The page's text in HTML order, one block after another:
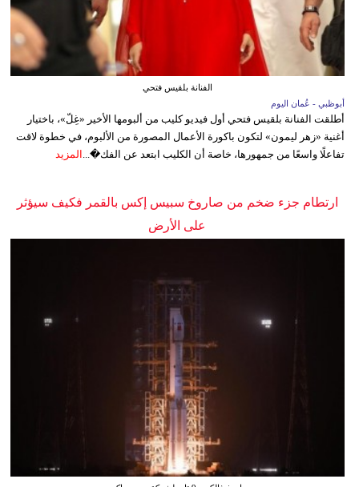
الفنانة بلقيس فتحي
أبوظبي - عُمان اليوم
أطلقت الفنانة بلقيس فتحي أول فيديو كليب من ألبومها الأخير «غِلّ»، باختيار
أغنية «زهر ليمون» لتكون باكورة الأعمال المصورة من الألبوم، في خطوة لاقت
تفاعلًا واسعًا من جمهورها، خاصة أن الكليب ابتعد عن الفك�... المزيد
ارتطام جزء ضخم من صاروخ سبيس إكس بالقمر فكيف سيؤثر
على الأرض